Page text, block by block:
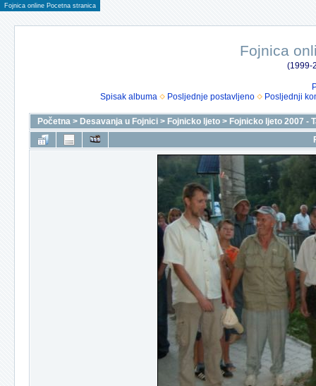
Fojnica online Pocetna stranica
Fojnica
(1999-
Spisak albuma
Posljednje postavljeno Posljednji
Početna > Desavanja u Fojnici > Fojnicko ljeto > Fojnicko ljeto 2007 -